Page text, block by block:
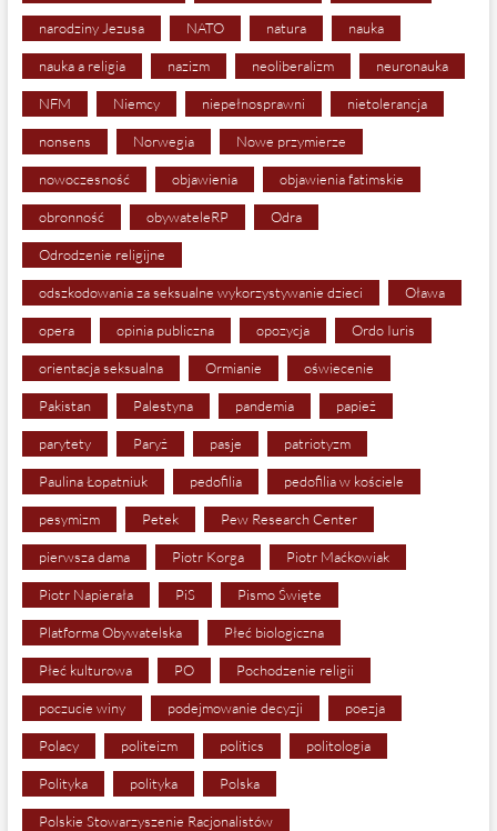
narodziny Jezusa NATO natura nauka
nauka a religia nazizm neoliberalizm neuronauka
NFM Niemcy niepełnosprawni nietolerancja
nonsens Norwegia Nowe przymierze
nowoczesność objawienia objawienia fatimskie
obronność obywateleRP Odra
Odrodzenie religijne
odszkodowania za seksualne wykorzystywanie dzieci Oława
opera opinia publiczna opozycja Ordo Iuris
orientacja seksualna Ormianie oświecenie
Pakistan Palestyna pandemia papież
parytety Paryż pasje patriotyzm
Paulina Łopatniuk pedofilia pedofilia w kościele
pesymizm Petek Pew Research Center
pierwsza dama Piotr Korga Piotr Maćkowiak
Piotr Napierała PiS Pismo Święte
Platforma Obywatelska Płeć biologiczna
Płeć kulturowa PO Pochodzenie religii
poczucie winy podejmowanie decyzji poezja
Polacy politeizm politics politologia
Polityka polityka Polska
Polskie Stowarzyszenie Racjonalistów